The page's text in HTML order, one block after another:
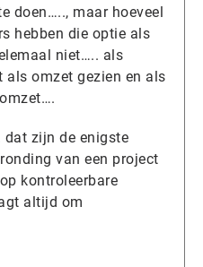
doen….., maar hoeveel
hebben die optie als
niet….. als
als omzet gezien en als
zijn de enigste
van een project
kontroleerbare
altijd om